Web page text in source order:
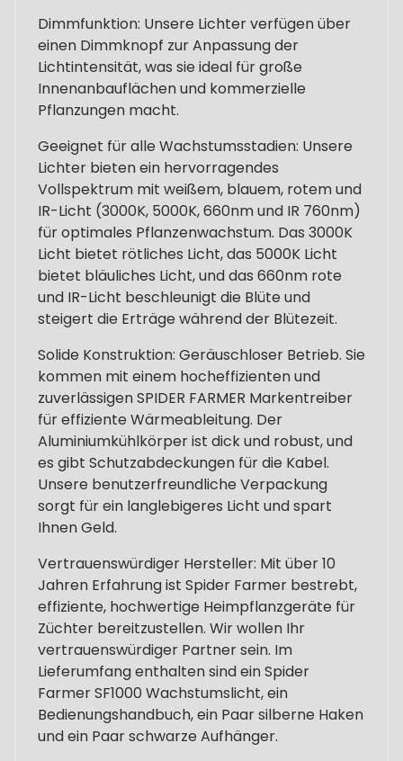
Dimmfunktion: Unsere Lichter verfügen über
einen Dimmknopf zur Anpassung der
Lichtintensität, was sie ideal für große
Innenanbauflächen und kommerzielle
Pflanzungen macht.
Geeignet für alle Wachstumsstadien: Unsere
Lichter bieten ein hervorragendes
Vollspektrum mit weißem, blauem, rotem und
IR-Licht (3000K, 5000K, 660nm und IR 760nm)
für optimales Pflanzenwachstum. Das 3000K
Licht bietet rötliches Licht, das 5000K Licht
bietet bläuliches Licht, und das 660nm rote
und IR-Licht beschleunigt die Blüte und
steigert die Erträge während der Blütezeit.
Solide Konstruktion: Geräuschloser Betrieb. Sie
kommen mit einem hocheffizienten und
zuverlässigen SPIDER FARMER Markentreiber
für effiziente Wärmeableitung. Der
Aluminiumkühlkörper ist dick und robust, und
es gibt Schutzabdeckungen für die Kabel.
Unsere benutzerfreundliche Verpackung
sorgt für ein langlebigeres Licht und spart
Ihnen Geld.
Vertrauenswürdiger Hersteller: Mit über 10
Jahren Erfahrung ist Spider Farmer bestrebt,
effiziente, hochwertige Heimpflanzgeräte für
Züchter bereitzustellen. Wir wollen Ihr
vertrauenswürdiger Partner sein. Im
Lieferumfang enthalten sind ein Spider
Farmer SF1000 Wachstumslicht, ein
Bedienungshandbuch, ein Paar silberne Haken
und ein Paar schwarze Aufhänger.